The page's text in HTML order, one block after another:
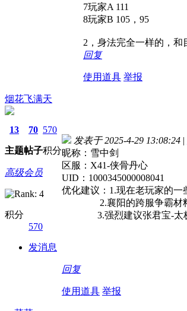
7玩家A 111
8玩家B 105，95
2，身法完全一样的，
回复
使用道具 举报
烟花飞满天
13
主题
70
帖子
570
积分
高级会员
积分
570
发消息
发表于 2025-4-29 13:08:24 |
昵称：雪中剑
区服：X41-侠骨丹心
UID：1000345000008041
优化建议：1.现在老玩家的
2.襄阳的跨服争霸材料兑
3.强烈建议张君宝-太极初
回复
使用道具 举报